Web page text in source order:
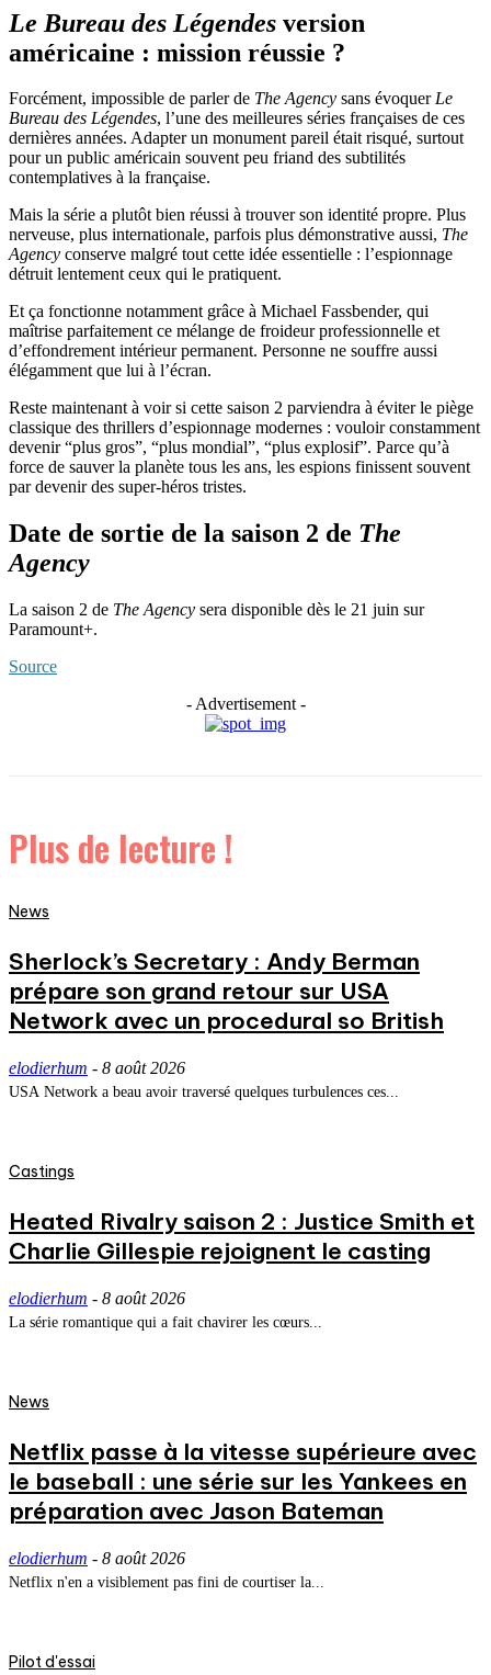
Le Bureau des Légendes version
américaine : mission réussie ?
Forcément, impossible de parler de The Agency sans évoquerLe
Bureau des Légendes, l’une des meilleures séries françaises de ces
dernières années. Adapter un monument pareil était risqué, surtout
pour un public américain souvent peu friand des subtilités
contemplatives à la française.
Mais la série a plutôt bien réussi à trouver son identité propre. Plus
nerveuse, plus internationale, parfois plus démonstrative aussi, The
Agency conserve malgré tout cette idée essentielle : l’espionnage
détruit lentement ceux qui le pratiquent.
Et ça fonctionne notamment grâce à Michael Fassbender, qui
maîtrise parfaitement ce mélange de froideur professionnelle et
d’effondrement intérieur permanent. Personne ne souffre aussi
élégamment que lui à l’écran.
Reste maintenant à voir si cette saison 2 parviendra à éviter le piège
classique des thrillers d’espionnage modernes : vouloir constamment
devenir “plus gros”, “plus mondial”, “plus explosif”. Parce qu’à
force de sauver la planète tous les ans, les espions finissent souvent
par devenir des super-héros tristes.
Date de sortie de la saison 2 de The
Agency
La saison 2 de The Agency sera disponible dès le 21 juin sur
Paramount+.
Source
- Advertisement -
Plus de lecture !
News
Sherlock’s Secretary : Andy Berman
prépare son grand retour sur USA
Network avec un procedural so British
elodierhum - 8 août 2026
USA Network a beau avoir traversé quelques turbulences ces...
Castings
Heated Rivalry saison 2 : Justice Smith et
Charlie Gillespie rejoignent le casting
elodierhum - 8 août 2026
La série romantique qui a fait chavirer les cœurs...
News
Netflix passe à la vitesse supérieure avec
le baseball : une série sur les Yankees en
préparation avec Jason Bateman
elodierhum - 8 août 2026
Netflix n'en a visiblement pas fini de courtiser la...
Pilot d'essai